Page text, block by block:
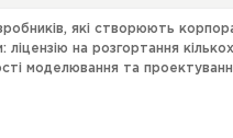
які створюють
на розгортання
моделювання та